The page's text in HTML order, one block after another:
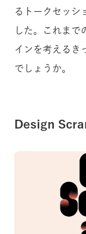
るトークセッシ
した。これまで
インを考えるき
でしょうか。
Design